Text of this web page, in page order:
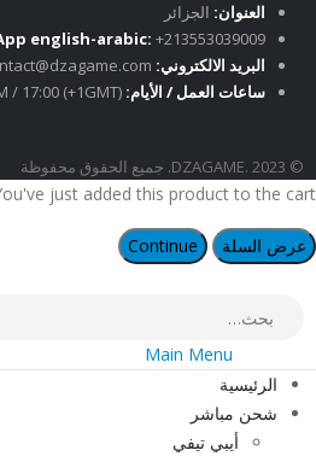
العنوان: الجزائر
english-arabic: +213553039009
البريد الالكتروني:
ساعات العمل / الأيام: / 17:00 (+1GMT)
© DZAGAME. 2023. جميع الحقوق محفوظة
just added this product to the cart:
عرض السلة Continue
Main Menu
الرئيسية
شحن مباشر
أيبي تيفي